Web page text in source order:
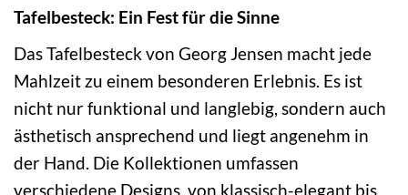
Tafelbesteck: Ein Fest für die Sinne
Das Tafelbesteck von Georg Jensen macht jede
Mahlzeit zu einem besonderen Erlebnis. Es ist
nicht nur funktional und langlebig, sondern auch
ästhetisch ansprechend und liegt angenehm in
der Hand. Die Kollektionen umfassen
verschiedene Designs, von klassisch-elegant bis